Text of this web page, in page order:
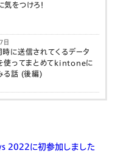
をつけろ！
日
時に送信されてくるデータ
使ってまとめてkintoneに
る話 (後編)
2022に初参加しました